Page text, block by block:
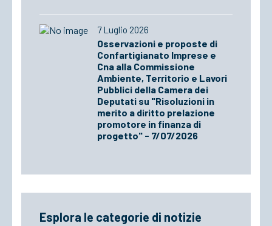
7 Luglio 2026
Osservazioni e proposte di
Confartigianato Imprese e
Cna alla Commissione
Ambiente, Territorio e Lavori
Pubblici della Camera dei
Deputati su "Risoluzioni in
merito a diritto prelazione
promotore in finanza di
progetto" - 7/07/2026
Esplora le categorie di notizie